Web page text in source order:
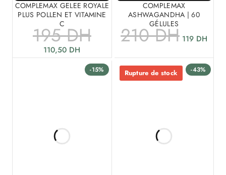
COMPLEMAX GELEE ROYALE
PLUS POLLEN ET VITAMINE
C
195DH
110,50 DH
COMPLEMAX
ASHWAGANDHA | 60
GÉLULES
210DH 119 DH
-15% -43%
Rupture de stock